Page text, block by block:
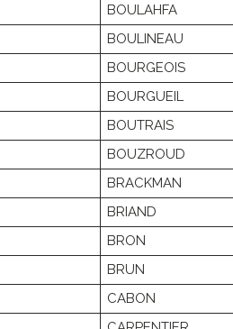
BOULAHFA
BOULINEAU
BOURGEOIS
BOURGUEIL
BOUTRAIS
BOUZROUD
BRACKMAN
BRIAND
BRON
BRUN
CABON